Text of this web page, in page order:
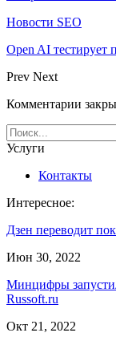
Новости SEO
Open AI тестирует
Prev Next
Комментарии
Услуги
Контакты
Интересное:
Дзен переводит
Июн 30, 2022
Минцифры
Russoft.ru
Окт 21, 2022